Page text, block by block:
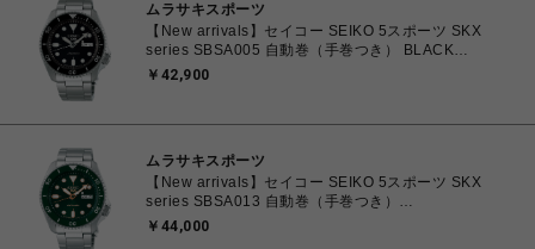
ムラサキスポーツ
【New arrivals】セイコー SEIKO 5スポーツ SKX
series SBSA005 自動巻（手巻つき） BLACK
4954628452795 腕時計 国内正規品 【送料無料 北海
￥42,900
ムラサキスポーツ
【New arrivals】セイコー SEIKO 5スポーツ SKX
series SBSA013 自動巻（手巻つき）
4954628452832 腕時計 国内正規品 【送料無料 北海
￥44,000